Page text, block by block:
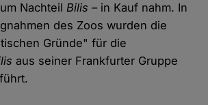
NachteilBilis – in Kauf nahm. In
des Zoos wurden die
Gründe" für die
aus seiner Frankfurter Gruppe